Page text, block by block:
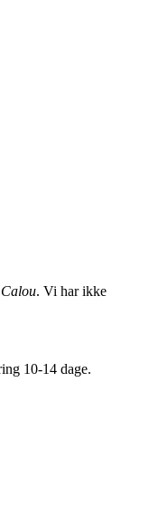
Calou. Vi har ikke
10-14 dage.